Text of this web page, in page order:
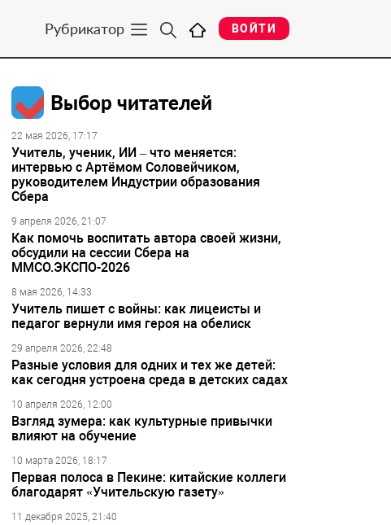
Рубрикатор ВОЙТИ
Выбор читателей
22 мая 2026, 17:17
Учитель, ученик, ИИ – что меняется:
интервью с Артёмом Соловейчиком,
руководителем Индустрии образования
Сбера
9 апреля 2026, 21:07
Как помочь воспитать автора своей жизни,
обсудили на сессии Сбера на
ММСО.ЭКСПО-2026
8 мая 2026, 14:33
Учитель пишет с войны: как лицеисты и
педагог вернули имя героя на обелиск
29 апреля 2026, 22:48
Разные условия для одних и тех же детей:
как сегодня устроена среда в детских садах
10 апреля 2026, 12:00
Взгляд зумера: как культурные привычки
влияют на обучение
10 марта 2026, 18:17
Первая полоса в Пекине: китайские коллеги
благодарят «Учительскую газету»
11 декабря 2025, 21:40